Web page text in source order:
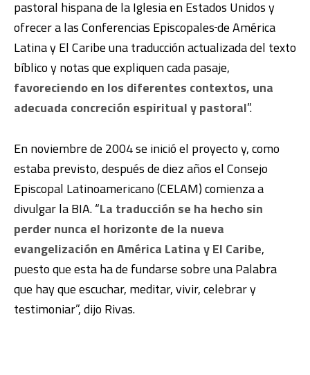
pastoral hispana de la Iglesia en Estados Unidos y
ofrecer a las Conferencias Episcopalesde América
Latina y El Caribe una traducción actualizada del texto
bíblico y notas que expliquen cada pasaje,
favoreciendo en los diferentes contextos, una
adecuada concreción espiritual y pastoral”.
En noviembre de 2004 se inició el proyecto y, como
estaba previsto, después de diez años el Consejo
Episcopal Latinoamericano (CELAM) comienza a
divulgar la BIA. “La traducción se ha hecho sin
perder nunca el horizonte de la nueva
evangelización en América Latina y El Caribe,
puesto que esta ha de fundarse sobre una Palabra
que hay que escuchar, meditar, vivir, celebrar y
testimoniar”, dijo Rivas.